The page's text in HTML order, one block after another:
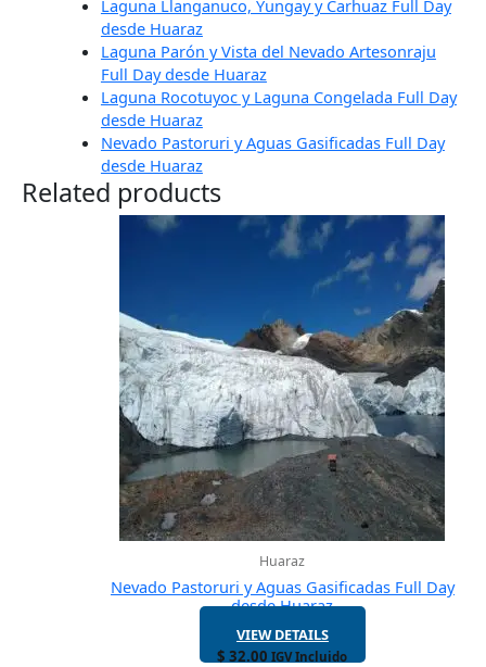
Laguna Llanganuco, Yungay y Carhuaz Full Day
desde Huaraz
Laguna Parón y Vista del Nevado Artesonraju
Full Day desde Huaraz
Laguna Rocotuyoc y Laguna Congelada Full Day
desde Huaraz
Nevado Pastoruri y Aguas Gasificadas Full Day
desde Huaraz
Related products
Huaraz
Nevado Pastoruri y Aguas Gasificadas Full Day
desde Huaraz
VIEW DETAILS
$ 32.00 IGV Incluido